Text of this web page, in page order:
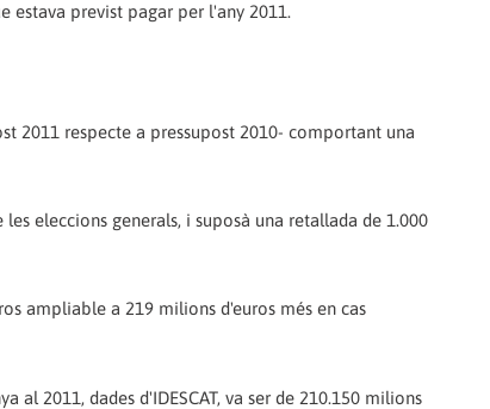
estava previst pagar per l'any 2011.
2011 respecte a pressupost 2010- comportant una
eleccions generals, i suposà una retallada de 1.000
ampliable a 219 milions d'euros més en cas
al 2011, dades d'IDESCAT, va ser de 210.150 milions